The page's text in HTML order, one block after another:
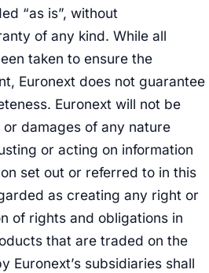
“as is”, without
of any kind. While all
taken to ensure the
Euronext does not guarantee
Euronext will not be
damages of any nature
or acting on information
set out or referred to in this
as creating any right or
of rights and obligations in
that are traded on the
Euronext’s subsidiaries shall